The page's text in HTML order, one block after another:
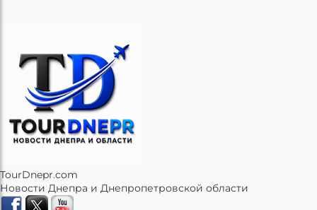
TourDnepr.com
Новости Днепра и Днепропетровской области